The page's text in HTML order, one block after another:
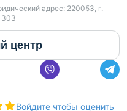
адрес: 220053, г.
303
центр
Войдите чтобы оценить